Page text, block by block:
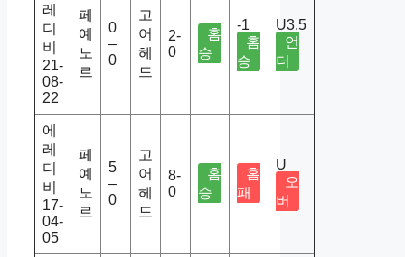
레
디
비
21-
08-
22
페
예
노
르
0
–
0
고
어
헤
드
2-
0
홈
승
-1
홈
승
U3.5
언
더
에
레
디
비
17-
04-
05
페
예
노
르
5
–
0
고
어
헤
드
8-
0
홈
승
홈
패
U
오
버